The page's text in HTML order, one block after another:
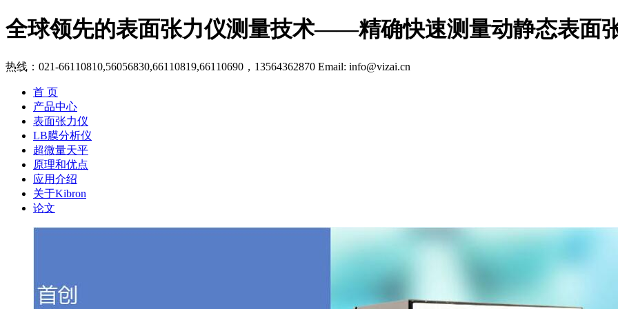
全球领先的表面张力仪测量技术——精确快速测量动静态表面
热线：021-66110810,56056830,66110819,66110690，13564362870 Email: info@vizai.cn
首 页
产品中心
表面张力仪
LB膜分析仪
超微量天平
原理和优点
应用介绍
关于Kibron
论文